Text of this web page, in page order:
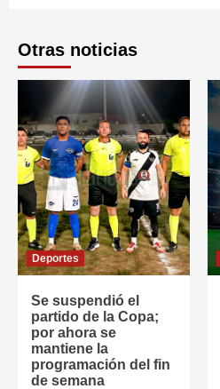
Otras noticias
Deportes
Se suspendió el
partido de la Copa;
por ahora se
mantiene la
programación del fin
de semana